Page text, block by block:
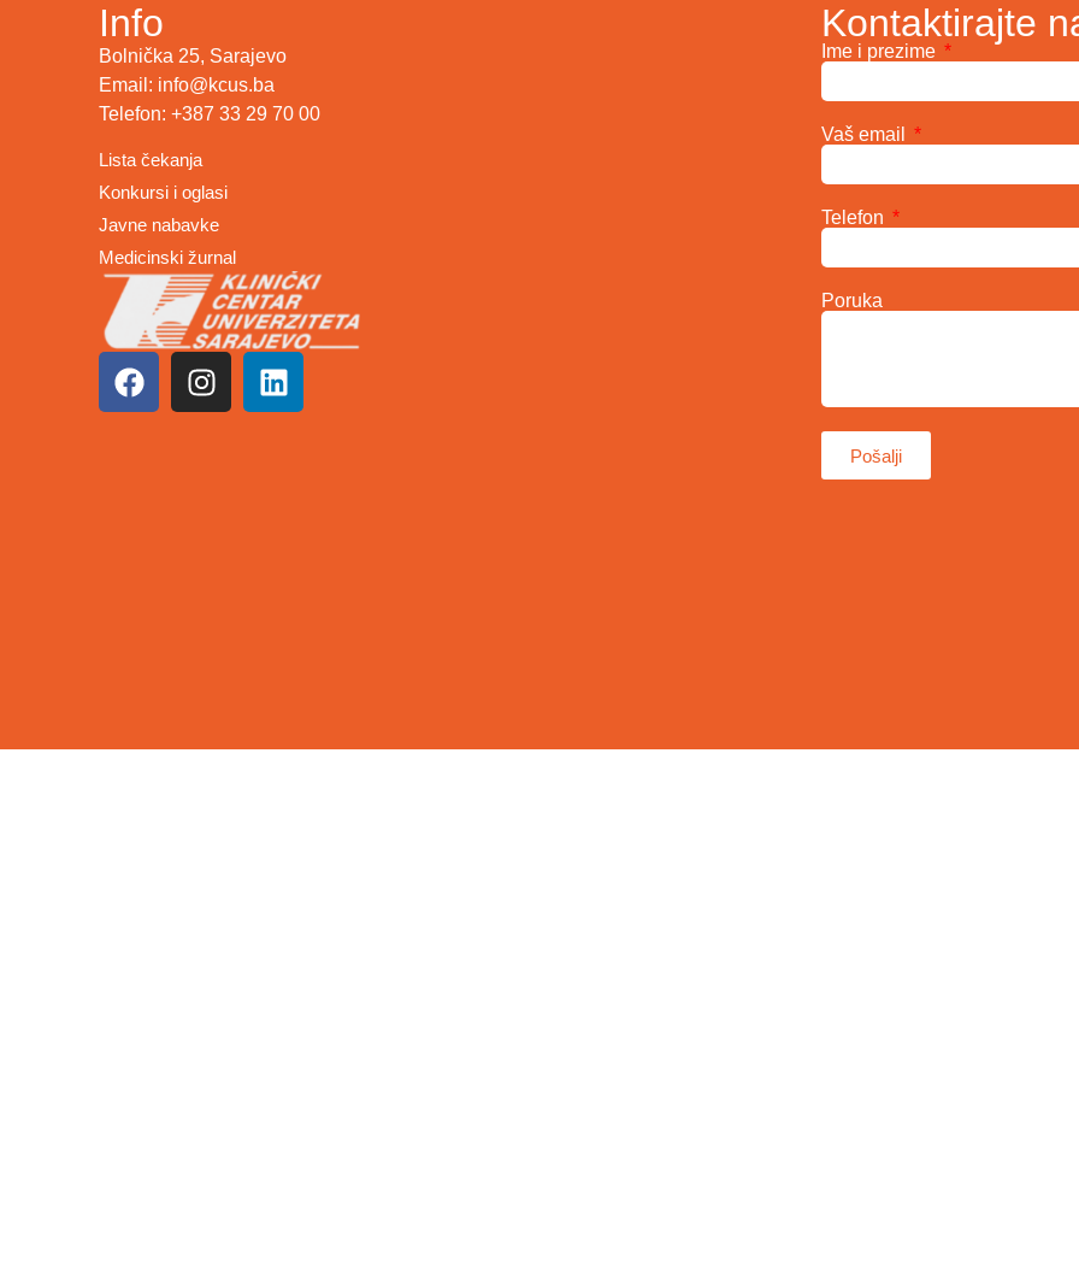
Info
Bolnička 25, Sarajevo
Email: info@kcus.ba
Telefon: +387 33 29 70 00
Lista čekanja
Konkursi i oglasi
Javne nabavke
Medicinski žurnal
Kontaktirajte
Ime i prezime
Vaš email
Telefon
Poruka
Pošalji